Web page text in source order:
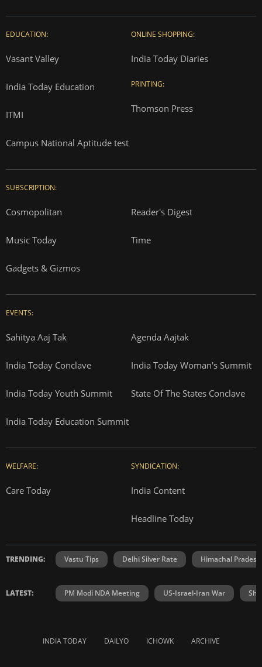
EDUCATION:
Vasant Valley
India Today Education
ITMI
Campus National Aptitude test
ONLINE SHOPPING:
India Today Diaries
PRINTING:
Thomson Press
SUBSCRIPTION:
Cosmopolitan Reader's Digest
Music Today Time
Gadgets & Gizmos
EVENTS:
Sahitya Aaj Tak Agenda Aajtak
India Today Conclave India Today Woman's Summit
India Today Youth Summit State Of The States Conclave
India Today Education Summit
WELFARE:
Care Today
SYNDICATION:
India Content
Headline Today
TRENDING: Vastu Tips Delhi Silver Rate Himachal
LATEST: PM Modi NDA Meeting US-Israel-Iran War
INDIA TODAY DAILYO ICHOWK ARCHIVE